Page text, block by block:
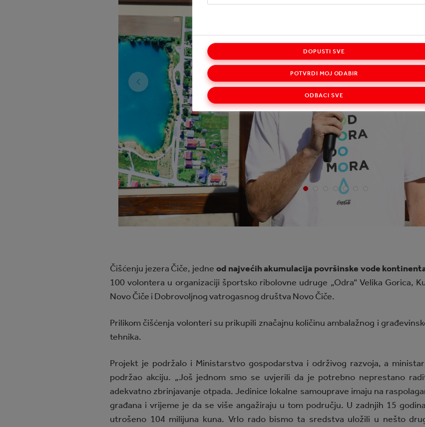
Čišćenju jezera Čiče, jedne od najvećih akumulacija površinske vode
100 volontera u organizaciji športsko ribolovne udruge „Odra“ Velika Gorica,
Novo Čiče i Dobrovoljnog vatrogasnog društva Novo Čiče.
Prilikom čišćenja volonteri su prikupili značajnu količinu ambalažnog i
tehnika.
Projekt je podržalo i Ministarstvo gospodarstva i održivog razvoja, a
podržao akciju. „Još jednom smo se uvjerili da je potrebno neprestano
adekvatno zbrinjavanje otpada. Jedinice lokalne samouprave imaju na
građana i vrijeme je da se više angažiraju u tom području. U zadnjih 15
utrošeno 104 milijuna kuna. Vrlo rado bismo ta sredstva uložili u nešto
ODBACI SVE
POTVRDI MOJ ODABIR
DOPUSTI SVE